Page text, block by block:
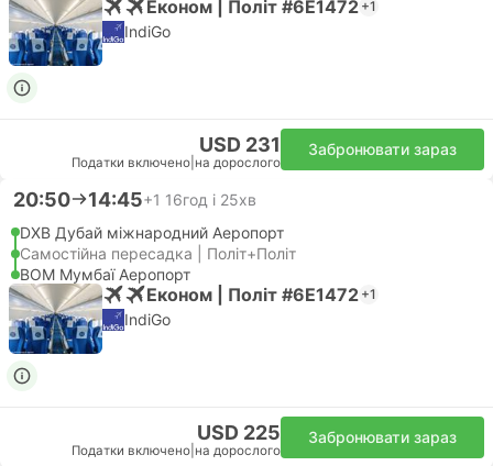
Економ | Політ #6E1472 +1
IndiGo
USD 231
Податки включено на дорослого
Забронювати зараз
20:50 14:45+1 16год і 25хв
DXB Дубай міжнародний Аеропорт
Самостійна пересадка | Політ+Політ
BOM Мумбаї Аеропорт
Економ | Політ #6E1472 +1
IndiGo
USD 225
Податки включено на дорослого
Забронювати зараз